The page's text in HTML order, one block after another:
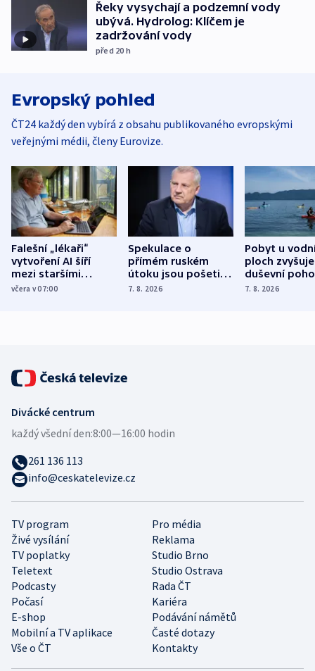
Řeky vysychají a podzemní vody
ubývá. Hydrolog: Klíčem je
zadržování vody
před 20 h
Evropský pohled
ČT24 každý den vybírá z obsahu publikovaného evropskými
veřejnými médii, členy Eurovize.
Falešní „lékaři“
vytvoření AI šíří
mezi staršími
Poláky nebezpečné
včera v 07:00
Spekulace o
přímém ruském
útoku jsou pošetilé,
míní estonský
7. 8. 2026
Pobyt u
ploch zvyšuje
duševní
ukázala
7. 8. 2026
TV program
Pro média
Živé vysílání
Reklama
TV poplatky
Studio Brno
Teletext
Studio Ostrava
Podcasty
Rada ČT
Počasí
Kariéra
E-shop
Podávání námětů
Mobilní a TV aplikace
Časté dotazy
Vše o ČT
Kontakty
Divácké centrum
každý všední den:8:00—16:00 hodin
261 136 113
info@ceskatelevize.cz